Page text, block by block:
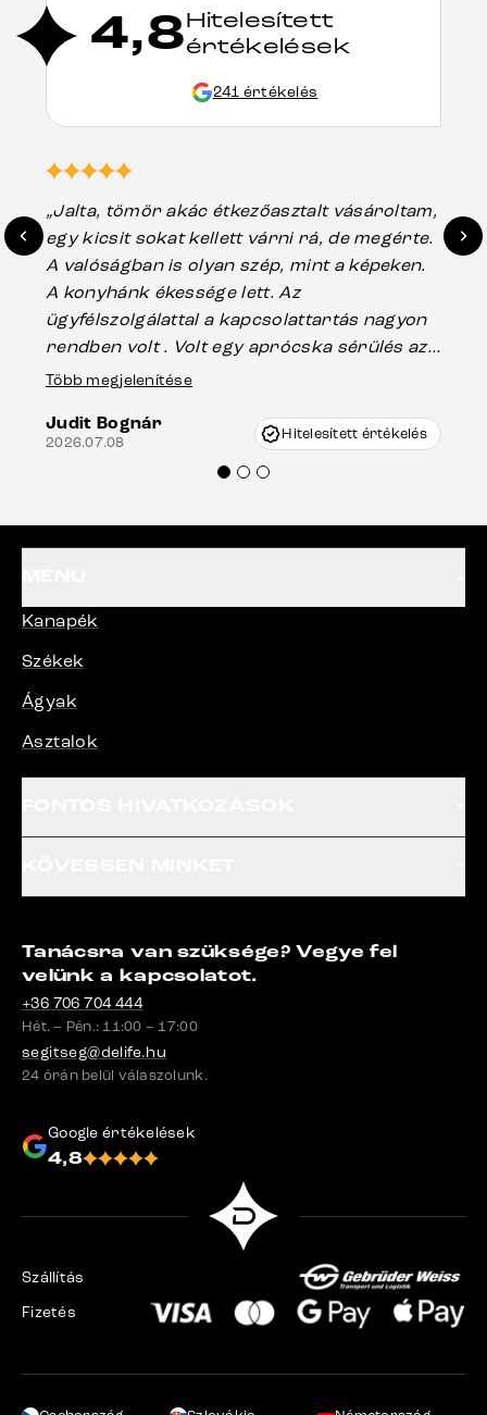
4,8Hitelesített
értékelések
241 értékelés
„Jalta, tömör akác étkezőasztalt vásároltam,
egy kicsit sokat kellett várni rá, de megérte.
A valóságban is olyan szép, mint a képeken.
A konyhánk ékessége lett. Az
ügyfélszolgálattal a kapcsolattartás nagyon
rendben volt . Volt egy aprócska sérülés az
asztal talpánál, ami szállításkor
nagyon korrekten jártak el az ügyemben.
Mindenkinek ajánlani tudom a Delife
Több megjelenítése
Judit Bognár
2026.07.08 Hitelesített értékelés
Kanapék
Székek
Ágyak
Asztalok
Tanácsra van szüksége? Vegye fel
velünk a kapcsolatot.
+36 706 704 444
Hét. – Pén.: 11:00 – 17:00
segitseg@delife.hu
24 órán belül válaszolunk.
Google értékelések
4,8
Szállítás
Fizetés